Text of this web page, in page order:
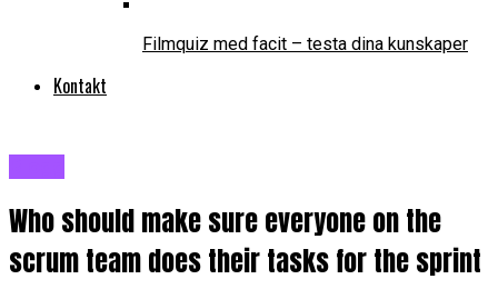
Filmquiz med facit – testa dina kunskaper
Kontakt
Who should make sure everyone on the
scrum team does their tasks for the sprint